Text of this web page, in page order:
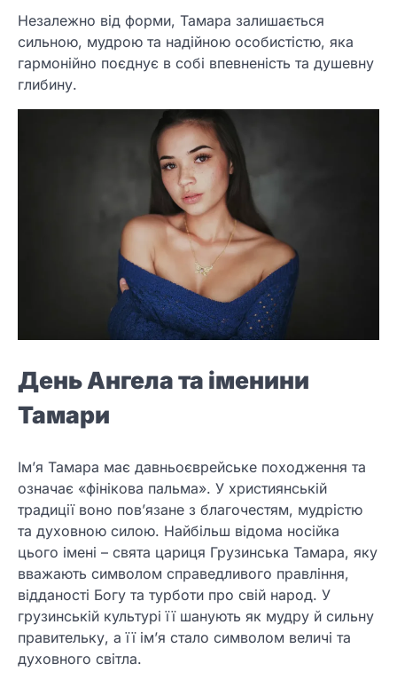
Незалежно від форми, Тамара залишається
сильною, мудрою та надійною особистістю, яка
гармонійно поєднує в собі впевненість та душевну
глибину.
День Ангела та іменини
Тамари
Ім’я Тамара має давньоєврейське походження та
означає «фінікова пальма». У християнській
традиції воно пов’язане з благочестям, мудрістю
та духовною силою. Найбільш відома носійка
цього імені – свята цариця Грузинська Тамара, яку
вважають символом справедливого правління,
відданості Богу та турботи про свій народ. У
грузинській культурі її шанують як мудру й сильну
правительку, а її ім’я стало символом величі та
духовного світла.